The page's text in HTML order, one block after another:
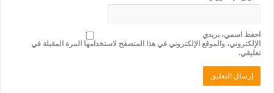
اسمي، بريدي
والموقع الإلكتروني في هذا المتصفح لاستخدامها المرة المقبلة في